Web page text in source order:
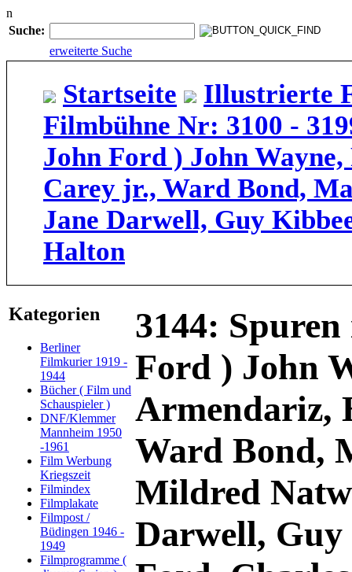
n
Suche:
erweiterte Suche
Startseite
Illustrierte
Filmbühne Nr: 3100 -
John Ford ) John
Carey jr., Ward Bond,
Jane Darwell, Guy
Halton
Kategorien
Berliner
Filmkurier 1919 -
1944
Bücher ( Film und
Schauspieler )
DNF/Klemmer
Mannheim 1950
-1961
Film Werbung
Kriegszeit
Filmindex
Filmplakate
Filmpost /
Büdingen 1946 -
1949
Filmprogramme (
3144:
Ford ) John
Armendariz,
Ward Bond,
Mildred
Darwell,